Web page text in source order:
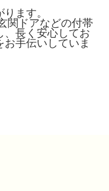
ます。
関ドアなどの付帯
、長く安心してお
手伝いしていま